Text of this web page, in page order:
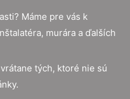
Máme pre vás k
murára a ďalších
tých, ktoré nie sú